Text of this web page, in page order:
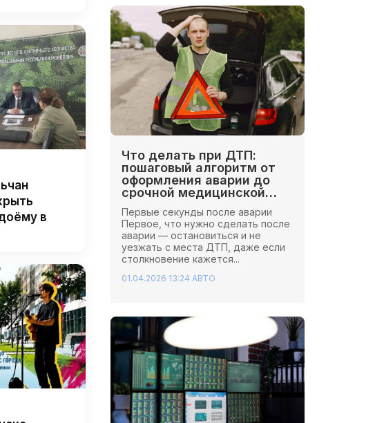
в
Что делать при ДТП:
пошаговый алгоритм от
оформления аварии до
срочной медицинской
помощи
Первые секунды после аварии
Первое, что нужно сделать после
аварии — остановиться и не
уезжать с места ДТП, даже если
столкновение кажется...
01.04.2026 13:24 АВТО